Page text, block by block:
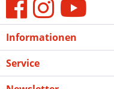
Informationen
Service